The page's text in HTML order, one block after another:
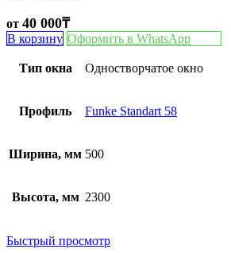
от 40 000₸
В корзину Оформить в WhatsApp
Тип окна Одностворчатое окно
Профиль Funke Standart 58
Ширина, мм 500
Высота, мм 2300
Быстрый просмотр